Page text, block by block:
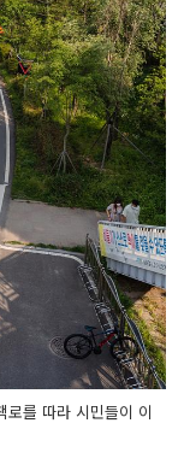
로를 따라 시민들이 이